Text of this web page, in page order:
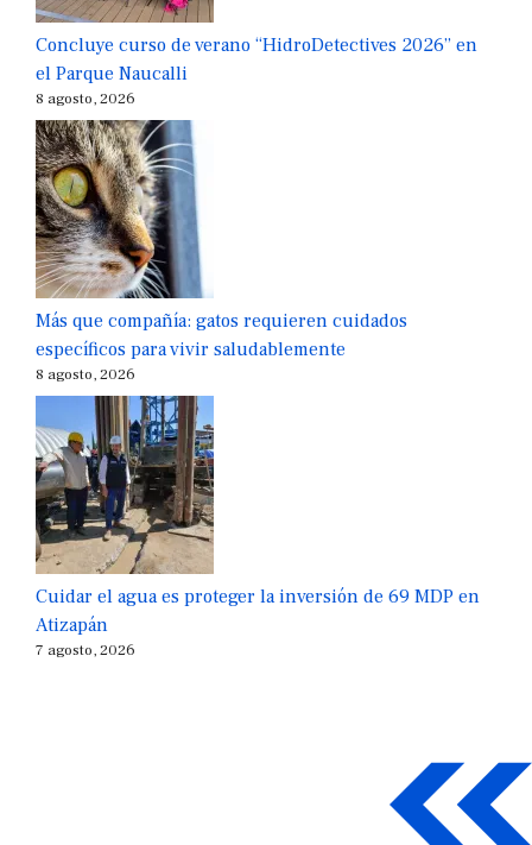
Concluye curso de verano “HidroDetectives 2026” en
el Parque Naucalli
8 agosto, 2026
Más que compañía: gatos requieren cuidados
específicos para vivir saludablemente
8 agosto, 2026
Cuidar el agua es proteger la inversión de 69 MDP en
Atizapán
7 agosto, 2026